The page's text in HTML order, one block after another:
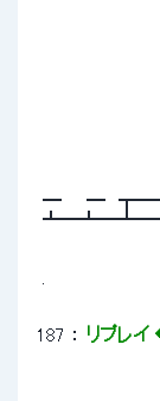
第２
━ 　 ━　
187 ： リプレ